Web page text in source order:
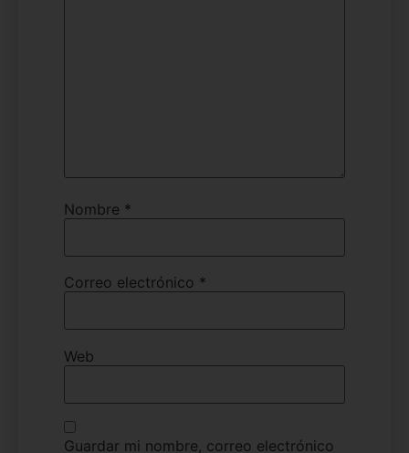
Nombre *
Correo electrónico *
Web
Guardar mi nombre, correo electrónico